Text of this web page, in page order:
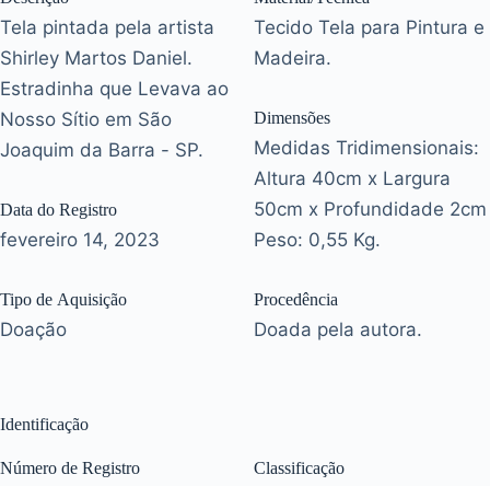
Tela pintada pela artista
Shirley Martos Daniel.
Estradinha que Levava ao
Nosso Sítio em São
Joaquim da Barra - SP.
Data do Registro
fevereiro 14, 2023
Tipo de Aquisição
Doação
Tecido Tela para Pintura e
Madeira.
Dimensões
Medidas Tridimensionais:
Altura 40cm x Largura
50cm x Profundidade 2cm
Peso: 0,55 Kg.
Procedência
Doada pela autora.
Identificação
Número de Registro Classificação